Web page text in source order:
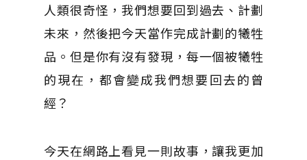
人類很奇怪，我們想要回到過去、計劃
未來，然後把今天當作完成計劃的犧牲
品。但是你有沒有發現，每一個被犧牲
的現在，都會變成我們想要回去的曾
經？
今天在網路上看見一則故事，讓我更加